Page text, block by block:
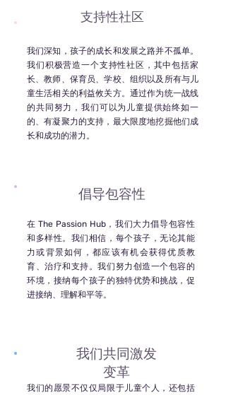
我们深知，孩子的成长和发展之路并不孤单。
我们积极营造一个支持性社区，其中包括家
长、教师、保育员、学校、组织以及所有与儿
童生活相关的利益攸关方。通过作为统一战线
的共同努力，我们可以为儿童提供始终如一
的、有凝聚力的支持，最大限度地挖掘他们成
长和成功的潜力。
支持性社区
在The Passion Hub，我们大力倡导包容性
和多样性。我们相信，每个孩子，无论其能
力或背景如何，都应该有机会获得优质教
育、治疗和支持。我们努力创造一个包容的
环境，接纳每个孩子的独特优势和挑战，促
进接纳、理解和平等。
倡导包容性
我们的愿景不仅仅局限于儿童个人，还包括
我们共同激发
变革